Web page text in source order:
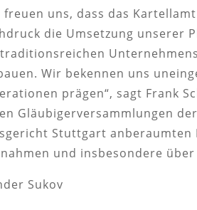
freuen uns, dass das
die Umsetzung unserer
Wir bekennen uns
prägen“, sagt Frank
Gläubigerversammlungen
Stuttgart anberaumten
und insbesondere
Sukov